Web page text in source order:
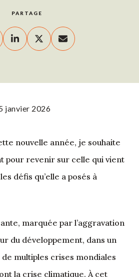
PARTAGE
janvier 2026
nouvelle année, je souhaite
pour revenir sur celle qui vient
défis qu’elle a posés à
marquée par l’aggravation
du développement, dans un
multiples crises mondiales
la crise climatique. À cet